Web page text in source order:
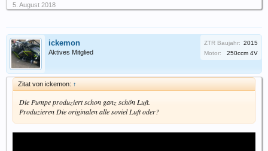
5. August 2018
ickemon
Aktives Mitglied
ZTR Baujahr: 2015
Motor:
250ccm 4V
Zitat von ickemon: ↑
Die Pumpe produziert schon ganz schön Luft.
Produzieren Die originalen alle soviel Luft oder?